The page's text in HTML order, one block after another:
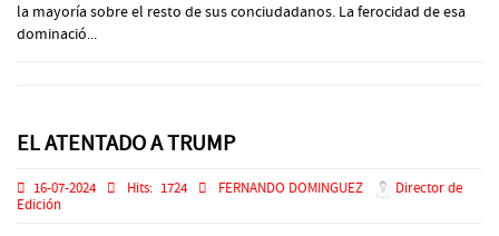
la mayoría sobre el resto de sus conciudadanos. La ferocidad de esa
dominació...
EL ATENTADO A TRUMP
16-07-2024 Hits: 1724 FERNANDO DOMINGUEZ
Director de
Edición